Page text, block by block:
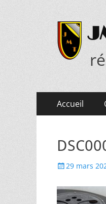
Menu
principal
Accueil
Posted
29 mars